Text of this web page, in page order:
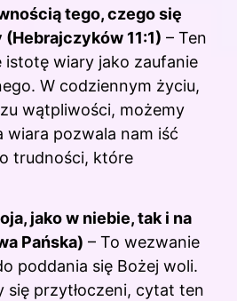
tego, czego się
11:1) – Ten
istotę wiary jako zaufanie
W codziennym życiu,
wątpliwości, możemy
wiara pozwala nam iść
trudności, które
jako w niebie, tak i na
Pańska) – To wezwanie
poddania się Bożej woli.
się przytłoczeni, cytat ten